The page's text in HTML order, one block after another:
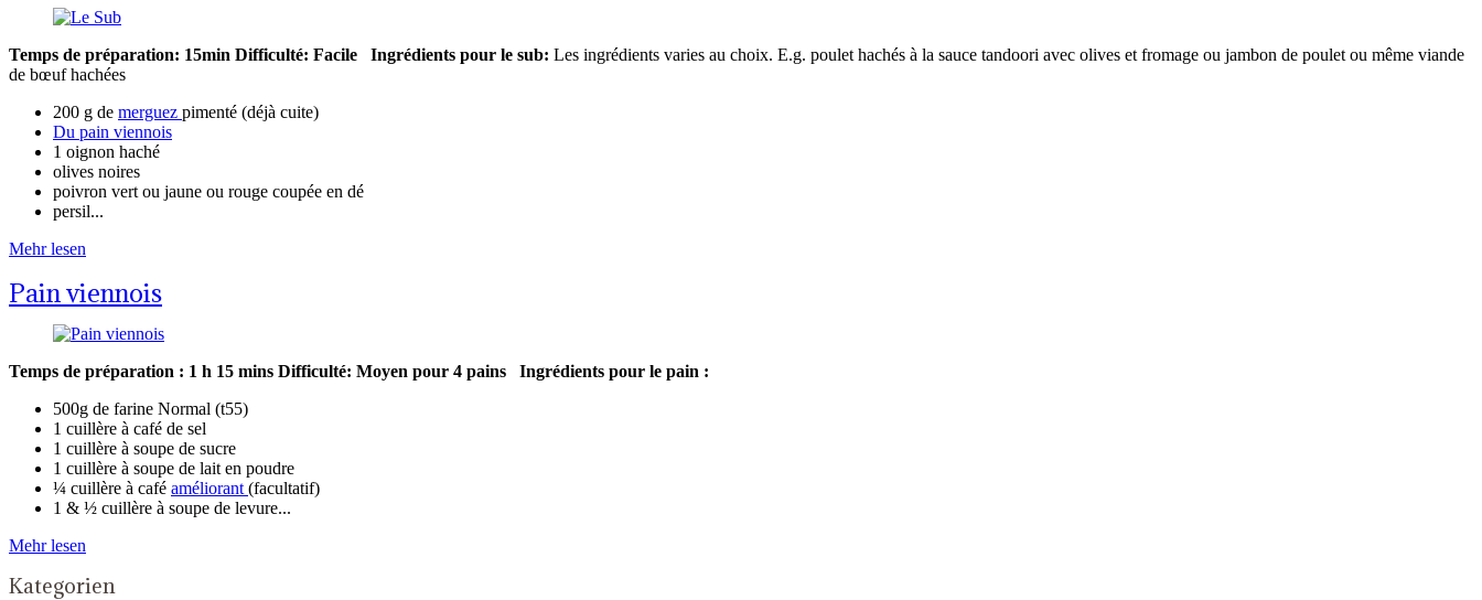
Temps de préparation: 15min Difficulté: Facile Ingrédients pour le sub: Les ingrédients varies au choix. E.g. poulet hachés à la sauce tandoori avec olives et fromage ou jambon de poulet ou même viande
de bœuf hachées
200 g de merguez pimenté (déjà cuite)
Du pain viennois
1 oignon haché
olives noires
poivron vert ou jaune ou rouge coupée en dé
persil...
Mehr lesen
Pain viennois
Temps de préparation : 1 h 15 mins Difficulté: Moyen pour 4 pains
Ingrédients pour le pain :
500g de farine Normal (t55)
1 cuillère à café de sel
1 cuillère à soupe de sucre
1 cuillère à soupe de lait en poudre
¼ cuillère à café améliorant (facultatif)
1 & ½ cuillère à soupe de levure...
Mehr lesen
Kategorien